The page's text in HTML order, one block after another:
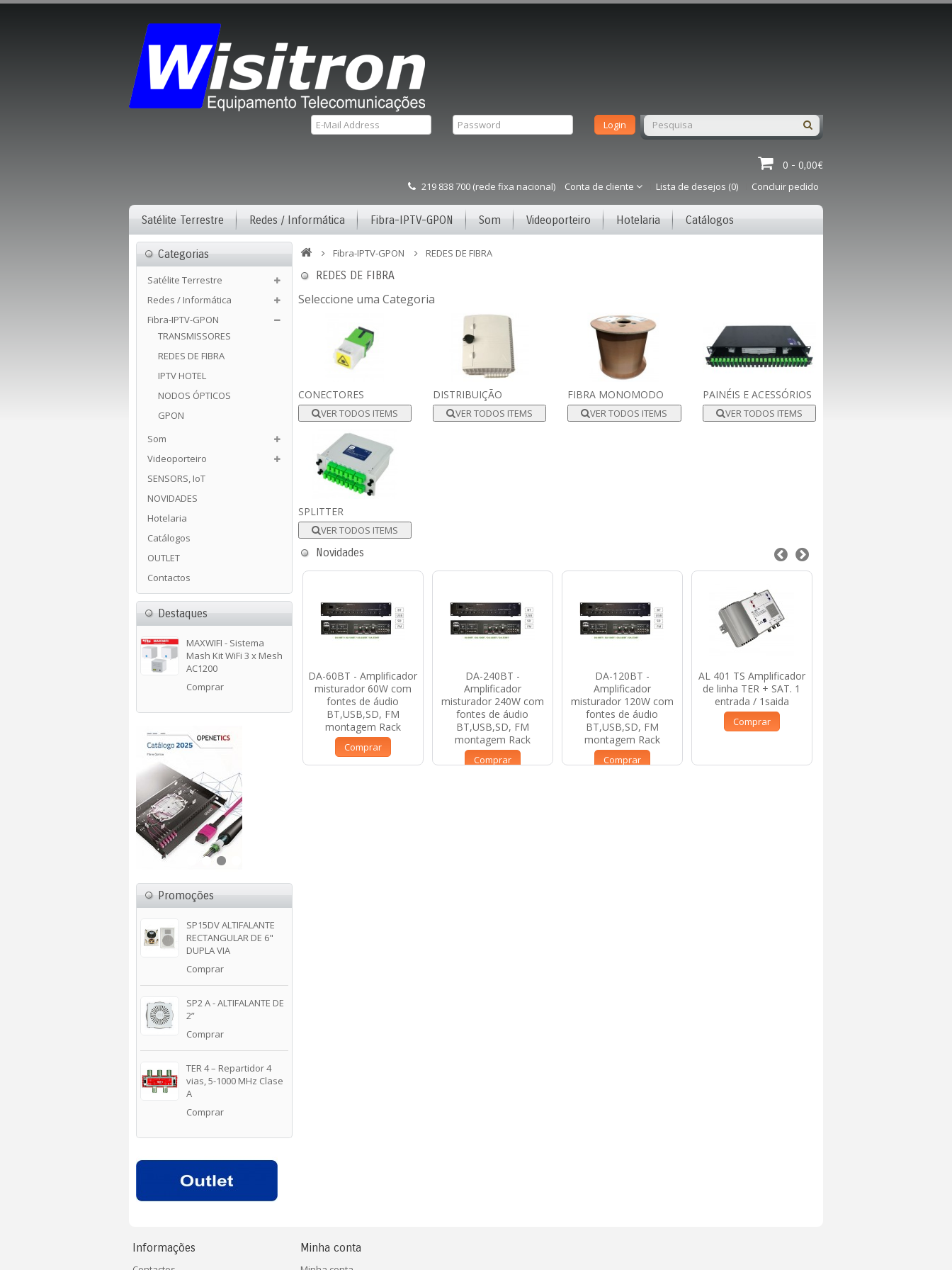
0 - 0,00€
219 838 700 (rede fixa nacional) Conta de cliente Lista de desejos (0) Concluir pedido
Satélite Terrestre Redes / Informática Fibra-IPTV-GPON Som Videoporteiro Hotelaria Catálogos
Categorias
Satélite Terrestre
Redes / Informática
Fibra-IPTV-GPON
TRANSMISSORES
REDES DE FIBRA
IPTV HOTEL
NODOS ÓPTICOS
GPON
Som
Videoporteiro
SENSORS, IoT
NOVIDADES
Hotelaria
Catálogos
OUTLET
Contactos
Destaques
MAXWIFI - Sistema
Mash Kit WiFi 3 x Mesh
AC1200
Comprar
Promoções
SP15DV ALTIFALANTE
RECTANGULAR DE 6"
DUPLA VIA
Comprar
SP2 A - ALTIFALANTE DE
2”
Comprar
TER 4 – Repartidor 4
vias, 5-1000 MHz Clase
A
Comprar
Fibra-IPTV-GPON REDES DE FIBRA
REDES DE FIBRA
Seleccione uma Categoria
CONECTORES
VER TODOS ITEMS
DISTRIBUIÇÃO
VER TODOS ITEMS
FIBRA MONOMODO
VER TODOS ITEMS
PAINÉIS E ACESSÓRIOS
VER TODOS ITEMS
SPLITTER
VER TODOS ITEMS
Novidades
DA-60BT - Amplificador
misturador 60W com
fontes de áudio
BT,USB,SD, FM
montagem Rack
Comprar
DA-240BT -
Amplificador
misturador 240W com
fontes de áudio
BT,USB,SD, FM
montagem Rack
Comprar
DA-120BT -
Amplificador
misturador 120W com
fontes de áudio
BT,USB,SD, FM
montagem Rack
Comprar
AL 401 TS Amplificador
de linha TER + SAT. 1
entrada / 1saida
Comprar
Informações Minha conta